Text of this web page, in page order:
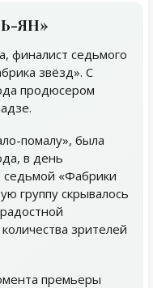
ЯН»
финалист седьмого
звёзд». С
продюсером
помалу», была
в день
седьмой «Фабрики
группу скрывалось
зрителей
премьеры